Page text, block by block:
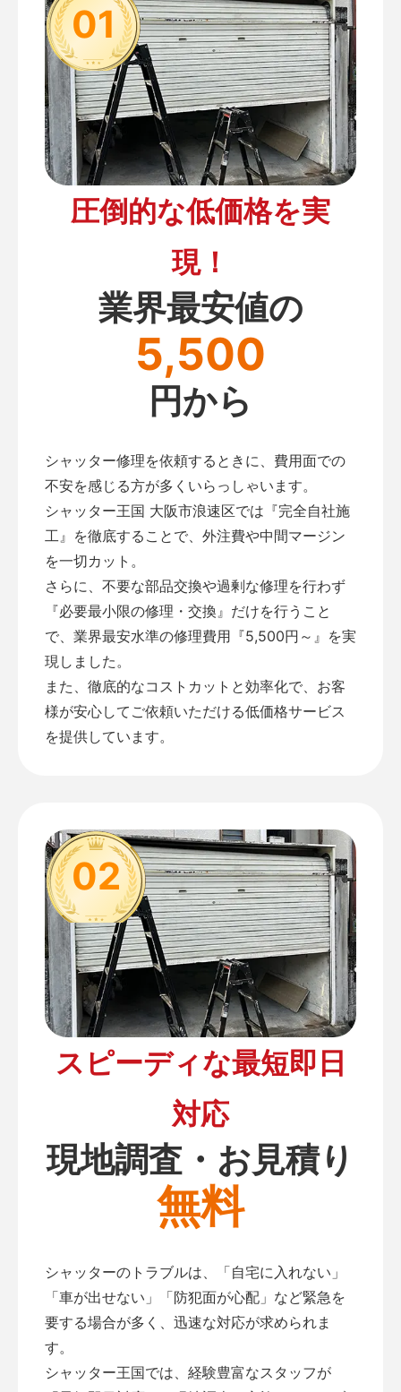
01
圧倒的な低価格を実
現！
業界最安値の
5,500
円から
シャッター修理を依頼するときに、費用面での
不安を感じる方が多くいらっしゃいます。
シャッター王国 大阪市浪速区では『完全自社施
工』を徹底することで、外注費や中間マージン
を一切カット。
さらに、不要な部品交換や過剰な修理を行わず
『必要最小限の修理・交換』だけを行うこと
で、業界最安水準の修理費用『5,500円～』を実
現しました。
また、徹底的なコストカットと効率化で、お客
様が安心してご依頼いただける低価格サービス
を提供しています。
02
スピーディな最短即日
対応
現地調査・お見積り
無料
シャッターのトラブルは、「自宅に入れない」
「車が出せない」「防犯面が心配」など緊急を
要する場合が多く、迅速な対応が求められま
す。
シャッター王国では、経験豊富なスタッフが